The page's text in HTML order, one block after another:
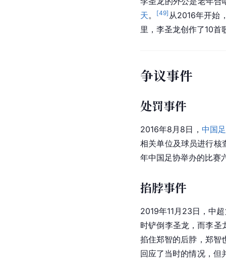
天。 [49] 从2016年开始
里，李圣龙创作了10首
争议事件
处罚事件
2016年8月8日， 中国
相关单位及球员进行核
年中国足协举办的比赛
掐脖事件
2019年11月23日，中超
时铲倒李圣龙，而李圣
掐住郑智的后脖，郑智
回应了当时的情况，但